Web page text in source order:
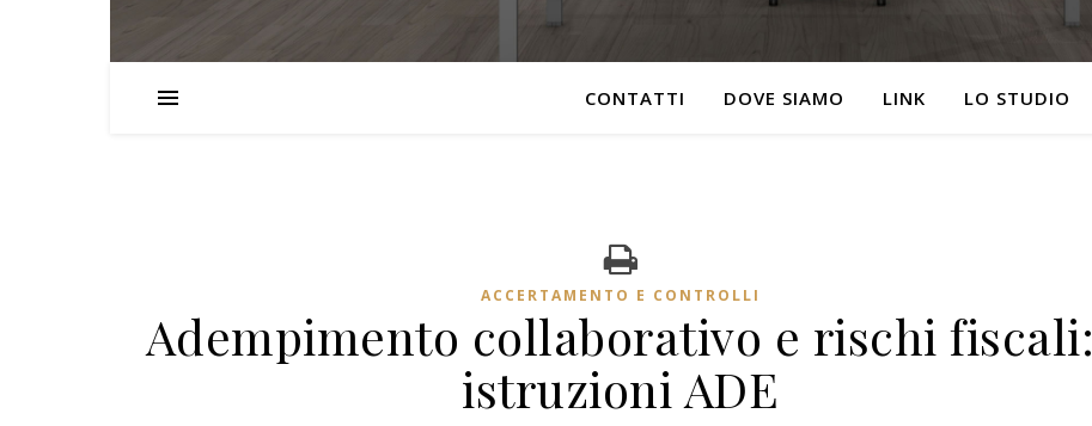
CONTATTI DOVE SIAMO LINK LO STUDIO
ACCERTAMENTO E CONTROLLI
Adempimento collaborativo e rischi fiscali:
istruzioni ADE